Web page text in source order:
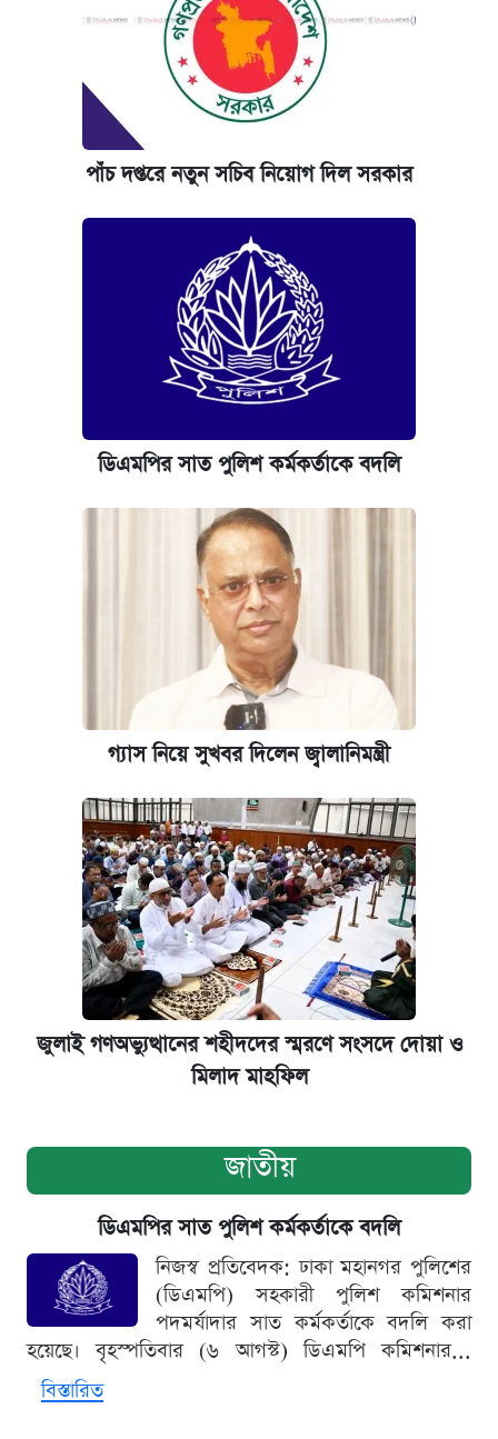
পাঁচ দপ্তরে নতুন সচিব নিয়োগ দিল সরকার
ডিএমপির সাত পুলিশ কর্মকর্তাকে বদলি
গ্যাস নিয়ে সুখবর দিলেন জ্বালানিমন্ত্রী
জুলাই গণঅভ্যুত্থানের শহীদদের স্মরণে সংসদে দোয়া ও
মিলাদ মাহফিল
জাতীয়
ডিএমপির সাত পুলিশ কর্মকর্তাকে বদলি
নিজস্ব প্রতিবেদক: ঢাকা মহানগর পুলিশের
(ডিএমপি) সহকারী পুলিশ কমিশনার
পদমর্যাদার সাত কর্মকর্তাকে বদলি করা
হয়েছে। বৃহস্পতিবার (৬ আগস্ট) ডিএমপি কমিশনার...
বিস্তারিত